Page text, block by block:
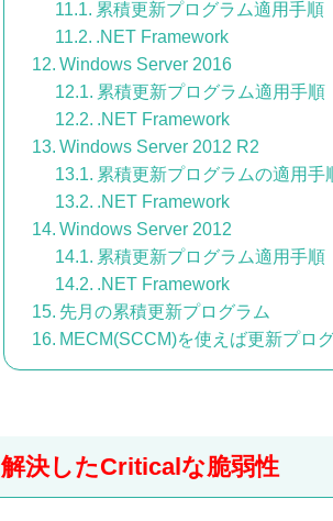
累積更新プログラム適用手順
.NET Framework
Windows Server 2016
累積更新プログラム適用手順
.NET Framework
Windows Server 2012 R2
累積更新プログラムの適用手
.NET Framework
Windows Server 2012
累積更新プログラム適用手順
.NET Framework
先月の累積更新プログラム
MECM(SCCM)を使えば更新プロ
解決したCriticalな脆弱性